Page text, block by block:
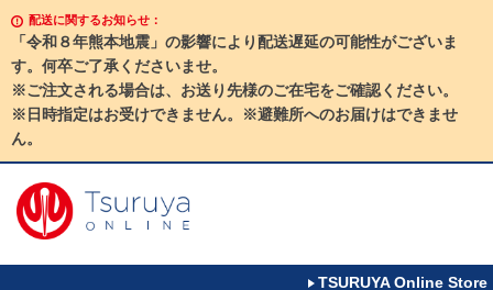
配送に関するお知らせ：
「令和８年熊本地震」の影響により配送遅延の可能性がございま
す。何卒ご了承くださいませ。
※ご注文される場合は、お送り先様のご在宅をご確認ください。
※日時指定はお受けできません。※避難所へのお届けはできませ
ん。
TSURUYA Online Store